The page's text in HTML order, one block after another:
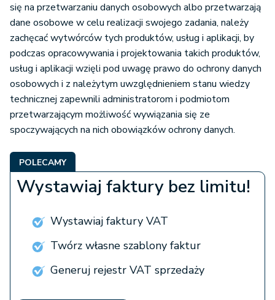
się na przetwarzaniu danych osobowych albo przetwarzają
dane osobowe w celu realizacji swojego zadania, należy
zachęcać wytwórców tych produktów, usług i aplikacji, by
podczas opracowywania i projektowania takich produktów,
usług i aplikacji wzięli pod uwagę prawo do ochrony danych
osobowych i z należytym uwzględnieniem stanu wiedzy
technicznej zapewnili administratorom i podmiotom
przetwarzającym możliwość wywiązania się ze
spoczywających na nich obowiązków ochrony danych.
POLECAMY
Wystawiaj faktury bez limitu!
Wystawiaj faktury VAT
Twórz własne szablony faktur
Generuj rejestr VAT sprzedaży